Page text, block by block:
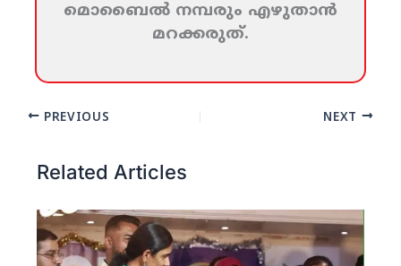
മൊബൈല്‍ നമ്പരും എഴുതാന്‍
മറക്കരുത്‌.
PREVIOUS NEXT
Related Articles